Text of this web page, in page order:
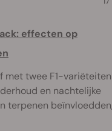
effecten op
met twee F1-variëteiten
en nachtelijke
terpenen beïnvloedden,